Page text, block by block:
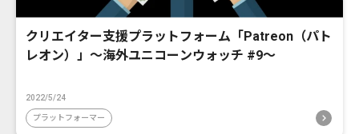
クリエイター支援プラットフォーム「Patreon（パト
レオン）」〜海外ユニコーンウォッチ #9〜
2022/5/24
プラットフォーマー